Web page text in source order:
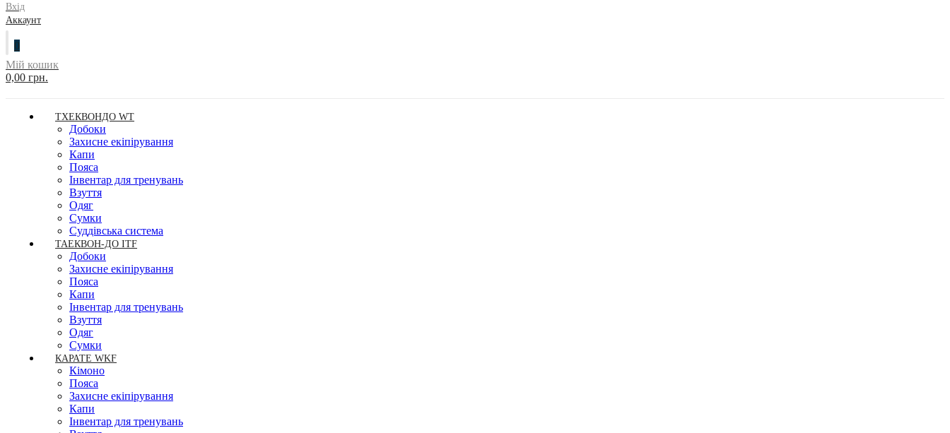
Вхід
Аккаунт
0
Мій кошик
0,00 грн.
ТХЕКВОНДО WT
Добоки
Захисне екіпірування
Капи
Пояса
Інвентар для тренувань
Взуття
Одяг
Сумки
Суддівська система
ТАЕКВОН-ДО ITF
Добоки
Захисне екіпірування
Пояса
Капи
Інвентар для тренувань
Взуття
Одяг
Сумки
КАРАТЕ WKF
Кімоно
Пояса
Захисне екіпірування
Капи
Інвентар для тренувань